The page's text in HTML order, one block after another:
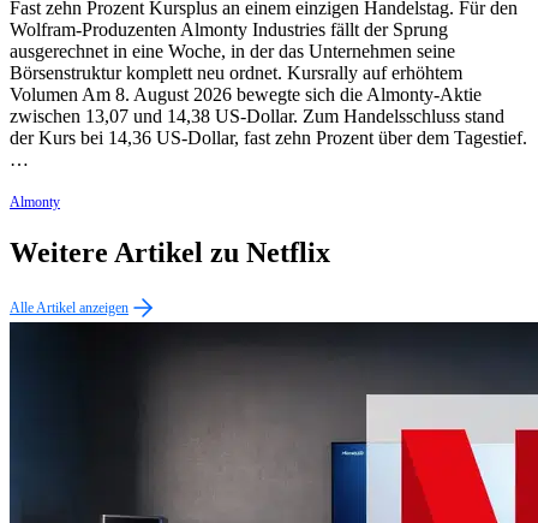
Fast zehn Prozent Kursplus an einem einzigen Handelstag. Für den
Wolfram-Produzenten Almonty Industries fällt der Sprung
ausgerechnet in eine Woche, in der das Unternehmen seine
Börsenstruktur komplett neu ordnet. Kursrally auf erhöhtem
Volumen Am 8. August 2026 bewegte sich die Almonty-Aktie
zwischen 13,07 und 14,38 US-Dollar. Zum Handelsschluss stand
der Kurs bei 14,36 US-Dollar, fast zehn Prozent über dem Tagestief.
…
Almonty
Weitere Artikel zu Netflix
Alle Artikel anzeigen